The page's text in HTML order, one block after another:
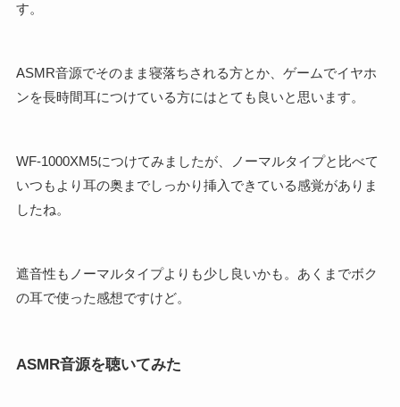
す。
ASMR音源でそのまま寝落ちされる方とか、ゲームでイヤホ
ンを長時間耳につけている方にはとても良いと思います。
WF-1000XM5につけてみましたが、ノーマルタイプと比べて
いつもより耳の奥までしっかり挿入できている感覚がありま
したね。
遮音性もノーマルタイプよりも少し良いかも。あくまでボク
の耳で使った感想ですけど。
ASMR音源を聴いてみた